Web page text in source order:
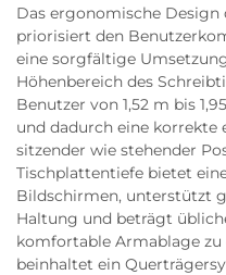
Das ergonomische
priorisiert den
eine sorgfältige
Höhenbereich des
Benutzer von 1,52 m bis
und dadurch eine
sitzender wie stehender
Tischplattentiefe bietet
Bildschirmen, unterstützt
Haltung und beträgt
komfortable Armablage
beinhaltet ein